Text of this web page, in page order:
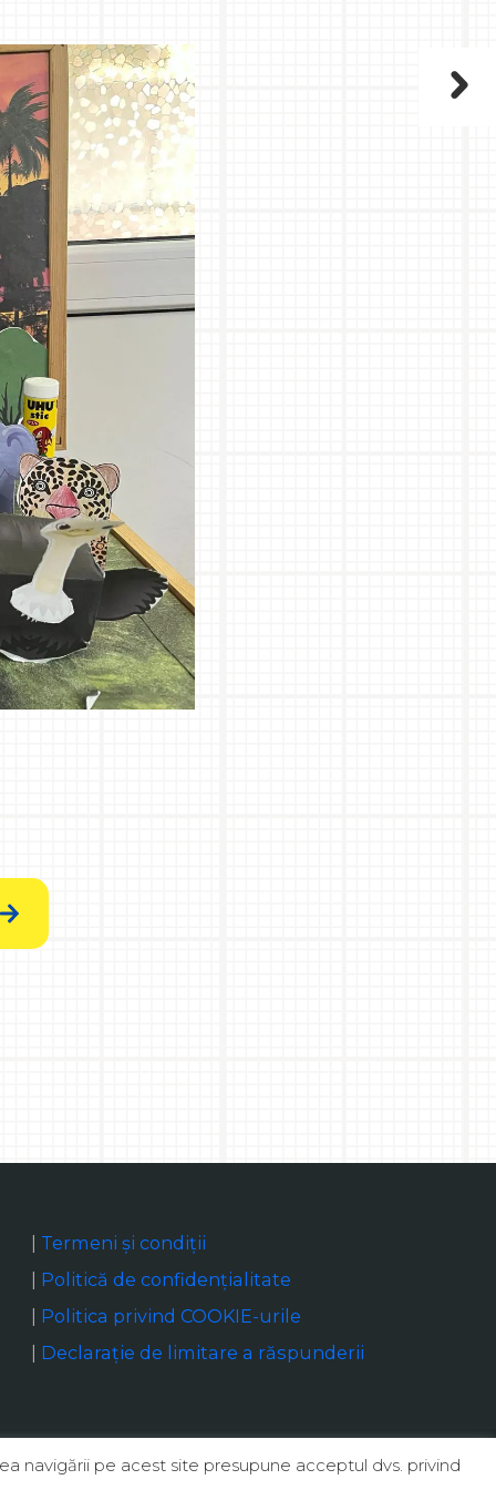
| Termeni și condiții
| Politică de confidențialitate
Politica privind COOKIE-urile
Declaraţie de limitare a răspunderii
navigării pe acest site presupune acceptul dvs. privind